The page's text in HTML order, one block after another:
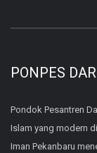
PONPES
Pondok Pesantren
Islam yang modern
Iman Pekanbaru